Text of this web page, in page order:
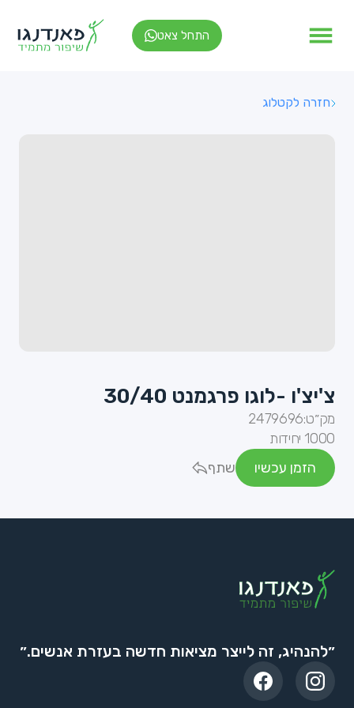
התחל צאט
חזרה לקטלוג
צ'יצ'ו -לוגו פרגמנט 30/40
מק״ט:2479696
1000 יחידות
הזמן עכשיו
שתף
״להנהיג, זה לייצר מציאות חדשה בעזרת אנשים.״